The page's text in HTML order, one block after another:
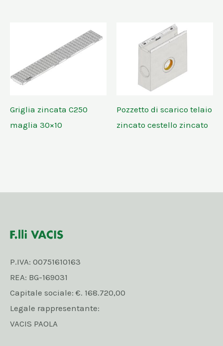
Griglia zincata C250
maglia 30×10
Pozzetto di scarico telaio
zincato cestello zincato
P.IVA: 00751610163
REA: BG-169031
Capitale sociale: €. 168.720,00
Legale rappresentante:
VACIS PAOLA